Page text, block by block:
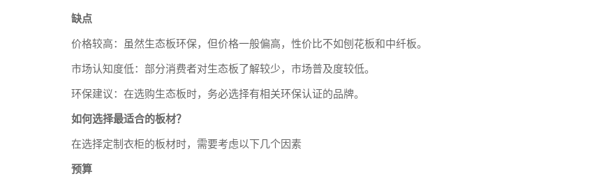
缺点
价格较高：虽然生态板环保，但价格一般偏高，性价比不如刨花板和中纤板。
市场认知度低：部分消费者对生态板了解较少，市场普及度较低。
环保建议：在选购生态板时，务必选择有相关环保认证的品牌。
如何选择最适合的板材？
在选择定制衣柜的板材时，需要考虑以下几个因素
预算